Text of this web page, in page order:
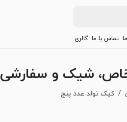
تماس با ما گالری
شیک و سفارشی
کیک تولد عدد پنج